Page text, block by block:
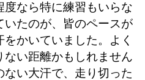
なら特に練習もいらな
いたのが、皆のペースが
かいていました。よく
い距離かもしれません
い大汗で、走り切った